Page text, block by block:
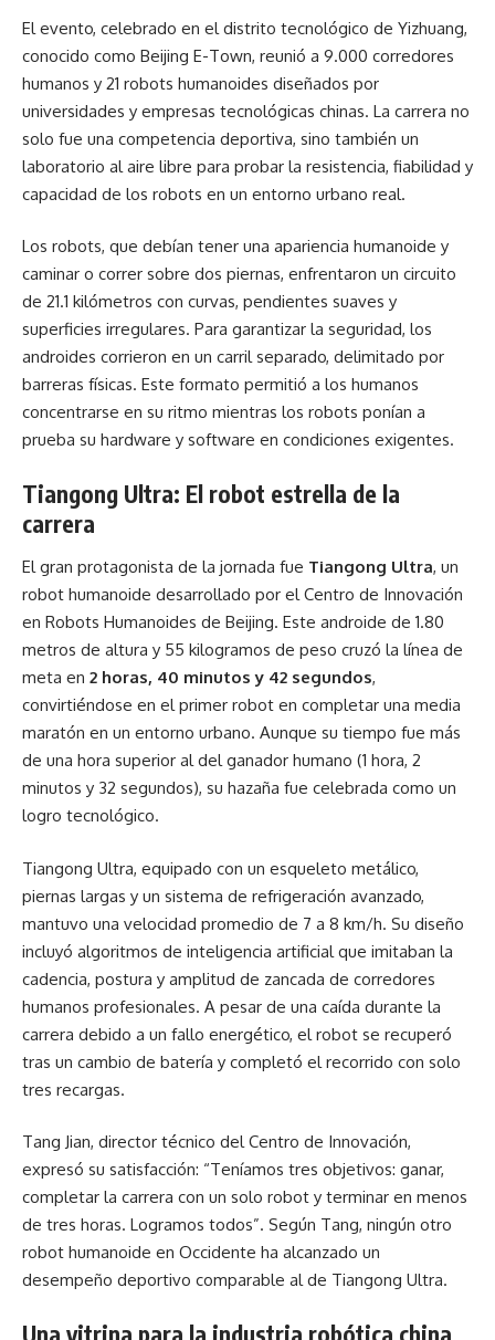
El evento, celebrado en el distrito tecnológico de Yizhuang,
conocido como Beijing E-Town, reunió a 9.000 corredores
humanos y 21 robots humanoides diseñados por
universidades y empresas tecnológicas chinas. La carrera no
solo fue una competencia deportiva, sino también un
laboratorio al aire libre para probar la resistencia, fiabilidad y
capacidad de los robots en un entorno urbano real.
Los robots, que debían tener una apariencia humanoide y
caminar o correr sobre dos piernas, enfrentaron un circuito
de 21.1 kilómetros con curvas, pendientes suaves y
superficies irregulares. Para garantizar la seguridad, los
androides corrieron en un carril separado, delimitado por
barreras físicas. Este formato permitió a los humanos
concentrarse en su ritmo mientras los robots ponían a
prueba su hardware y software en condiciones exigentes.
Tiangong Ultra: El robot estrella de la
carrera
El gran protagonista de la jornada fue Tiangong Ultra, un
robot humanoide desarrollado por el Centro de Innovación
en Robots Humanoides de Beijing. Este androide de 1.80
metros de altura y 55 kilogramos de peso cruzó la línea de
meta en 2 horas, 40 minutos y 42 segundos,
convirtiéndose en el primer robot en completar una media
maratón en un entorno urbano. Aunque su tiempo fue más
de una hora superior al del ganador humano (1 hora, 2
minutos y 32 segundos), su hazaña fue celebrada como un
logro tecnológico.
Tiangong Ultra, equipado con un esqueleto metálico,
piernas largas y un sistema de refrigeración avanzado,
mantuvo una velocidad promedio de 7 a 8 km/h. Su diseño
incluyó algoritmos de inteligencia artificial que imitaban la
cadencia, postura y amplitud de zancada de corredores
humanos profesionales. A pesar de una caída durante la
carrera debido a un fallo energético, el robot se recuperó
tras un cambio de batería y completó el recorrido con solo
tres recargas.
Tang Jian, director técnico del Centro de Innovación,
expresó su satisfacción: “Teníamos tres objetivos: ganar,
completar la carrera con un solo robot y terminar en menos
de tres horas. Logramos todos”. Según Tang, ningún otro
robot humanoide en Occidente ha alcanzado un
desempeño deportivo comparable al de Tiangong Ultra.
Una vitrina para la industria robótica china